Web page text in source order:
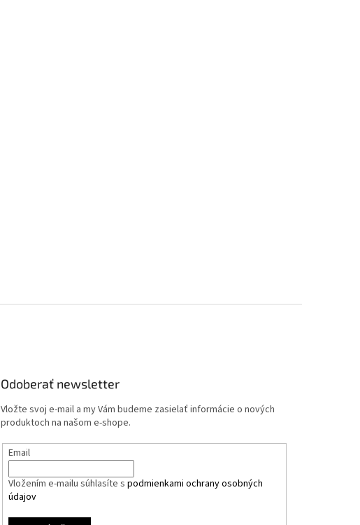
Odoberať newsletter
Vložte svoj e-mail a my Vám budeme zasielať informácie o nových
produktoch na našom e-shope.
Email
Vložením e-mailu súhlasíte spodmienkami ochrany osobných
údajov